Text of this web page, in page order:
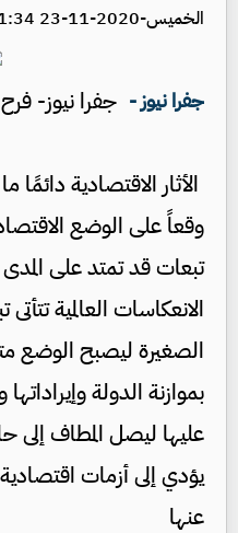
الخميس-2020-11-23 01:34 pm
جفرا نيوز - جفرا نيوز-
الأثار الاقتصادية دائمًا
وقعاً على الوضع
تبعات قد تمتد على
الانعكاسات العالمية
الصغيرة ليصبح الوضع
بموازنة الدولة وإيراداتها
عليها ليصل المطاف إلى
يؤدي إلى أزمات
عنها